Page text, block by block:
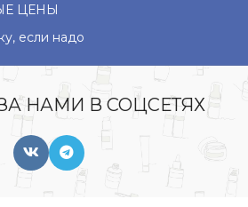
ЦЕНЫ
если надо
НАМИ В СОЦСЕТЯХ